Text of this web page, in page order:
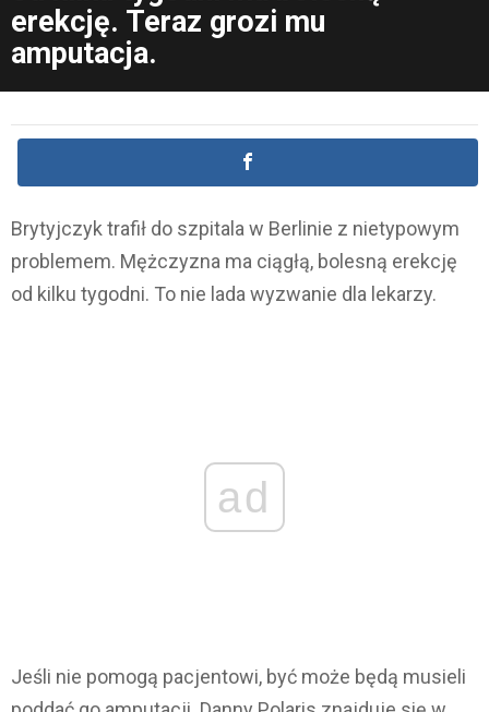
erekcję. Teraz grozi mu
amputacja.
Brytyjczyk trafił do szpitala w Berlinie z nietypowym
problemem. Mężczyzna ma ciągłą, bolesną erekcję
od kilku tygodni. To nie lada wyzwanie dla lekarzy.
ad
Jeśli nie pomogą pacjentowi, być może będą musieli